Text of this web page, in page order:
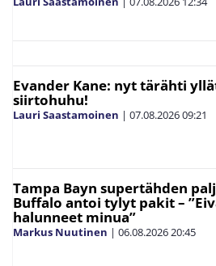
Evander Kane: nyt tärähti
siirtohuhu!
Lauri Saastamoinen | 07.08.202609:21
Tampa Bayn supertähden
Buffalo antoi tylyt pakit –
halunneet minua”
Markus Nuutinen | 06.08.202620:45